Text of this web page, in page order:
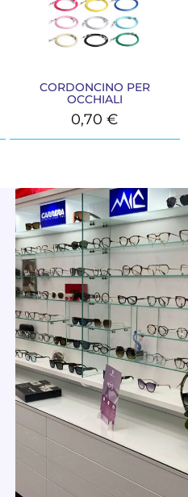
CORDONCINO PER
OCCHIALI
0,70€